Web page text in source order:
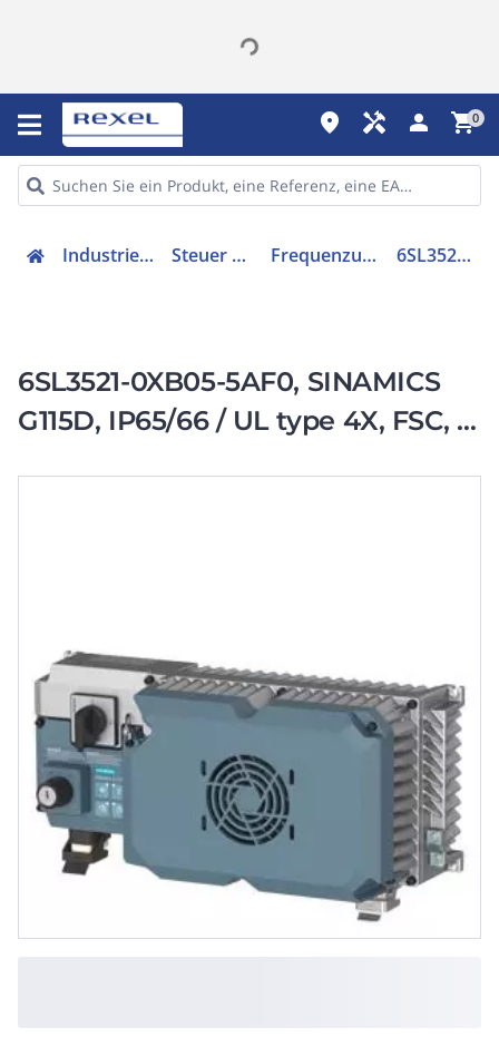
place handyman person shopping_cart0
Industriekomponenten Steuer & Regelgeräte Frequenzumrichter =< 1 kV 6SL35210XB055AF0
6SL3521-0XB05-5AF0, SINAMICS
G115D, IP65/66 / UL type 4X, FSC, 3